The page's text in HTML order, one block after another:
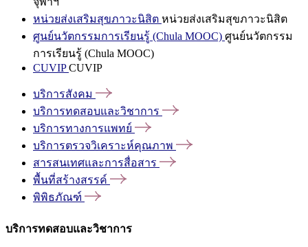
หน่วยส่งเสริมสุขภาวะนิสิต หน่วยส่งเสริมสุขภาวะนิสิต
ศูนย์นวัตกรรมการเรียนรู้ (Chula MOOC) ศูนย์นวัตกรรม
การเรียนรู้ (Chula MOOC)
CUVIPCUVIP
บริการสังคม
บริการทดสอบและวิชาการ
บริการทางการแพทย์
บริการตรวจวิเคราะห์คุณภาพ
สารสนเทศและการสื่อสาร
พื้นที่สร้างสรรค์
พิพิธภัณฑ์
บริการทดสอบและวิชาการ